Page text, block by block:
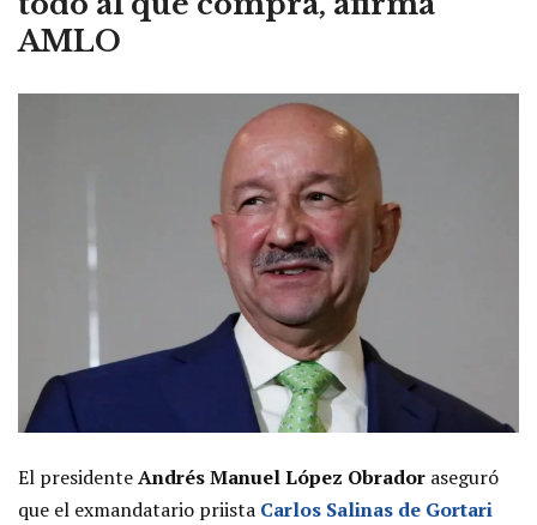
AMLO
El presidenteAndrés Manuel López Obrador aseguró
que el exmandatario priista Carlos Salinas de Gortari